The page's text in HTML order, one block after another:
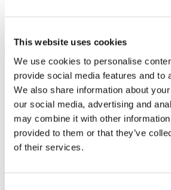
This website uses cookies
We use cookies to personalise
provide social media features and to
We also share information about
our social media, advertising and
may combine it with other information
provided to them or that they’ve
of their services.
practices leren deelnemers hoe
experimenten en data-
Aan het einde van deze
deelnemers in staat zijn om:
De kernprincipes van
experimenteren te